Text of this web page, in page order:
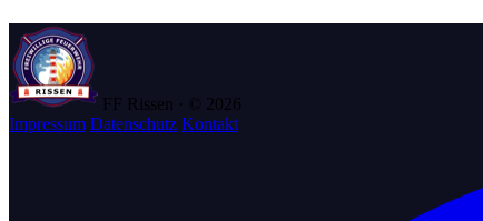
FF Rissen · © 2026
Impressum Datenschutz Kontakt